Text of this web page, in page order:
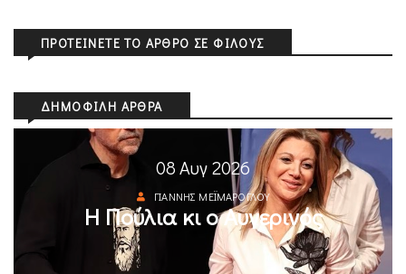
ΠΡΟΤΕΊΝΕΤΕ ΤΟ ΆΡΘΡΟ ΣΕ ΦΊΛΟΥΣ
ΔΗΜΟΦΙΛΉ ΆΡΘΡΑ
08 Αυγ 2026
ΓΙΆΝΝΗΣ ΜΕΪΜΆΡΟΓΛΟΥ
Η Πούλια κι ο Αυγερινός